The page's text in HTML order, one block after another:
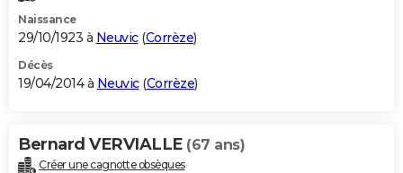
Naissance
29/10/1923 à Neuvic(Corrèze)
Décès
19/04/2014 à Neuvic(Corrèze)
Bernard VERVIALLE (67 ans)
Créer une cagnotte obsèques